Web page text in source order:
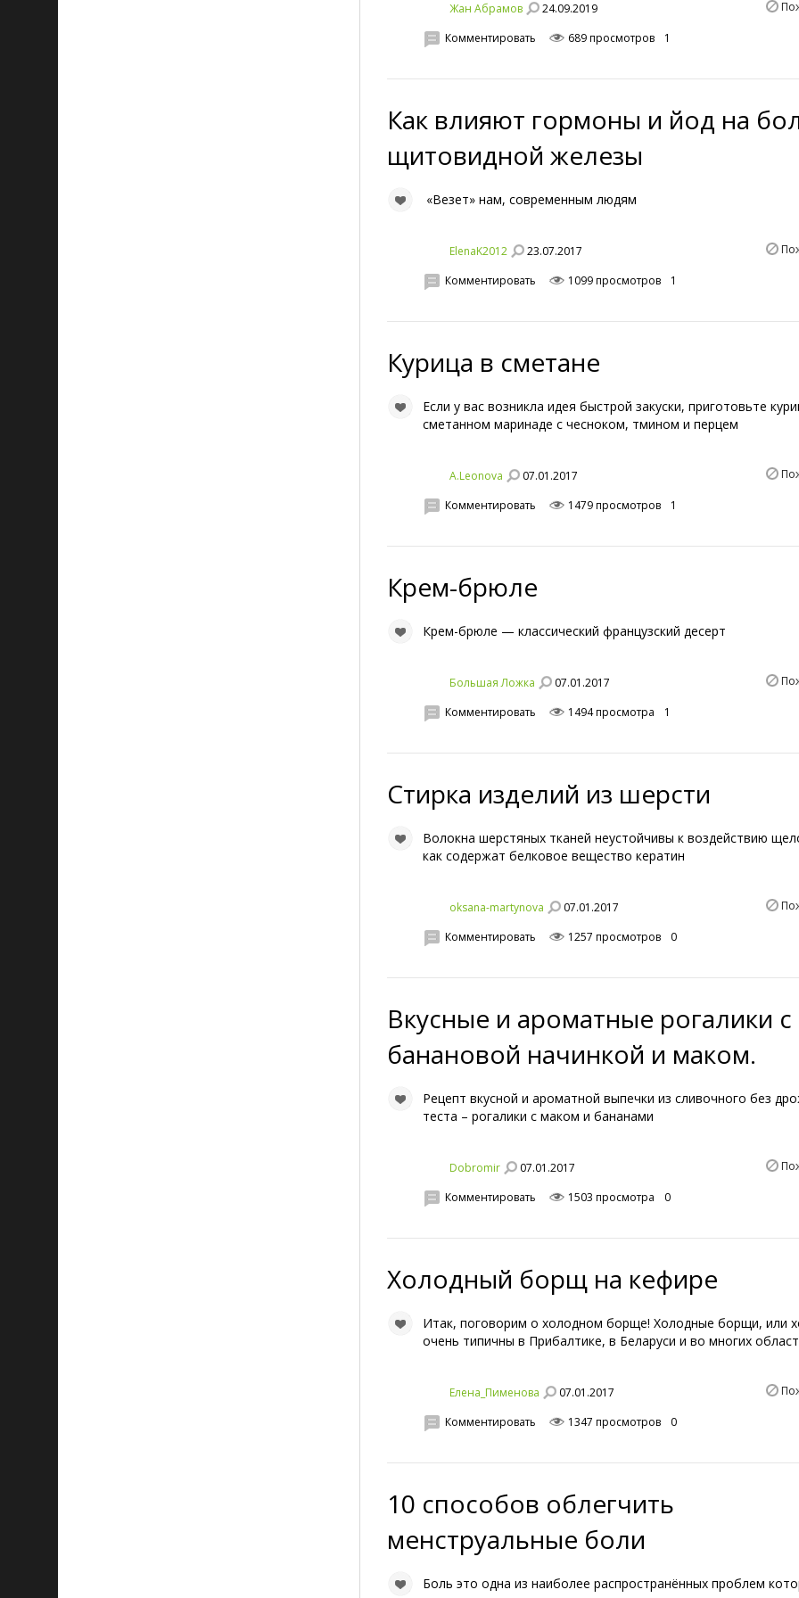
Жан Абрамов 24.09.2019
Комментировать 689 просмотров 1
Как влияют гормоны и йод на
щитовидной железы
«Везет» нам, современным людям
ElenaK2012 23.07.2017
Комментировать 1099 просмотров 1
Курица в сметане
Если у вас возникла идея быстрой закуски, приготовьте
сметанном маринаде с чесноком, тмином и перцем
A.Leonova 07.01.2017
Комментировать 1479 просмотров 1
Крем-брюле
Крем-брюле — классический французский десерт
Большая Ложка 07.01.2017
Комментировать 1494 просмотра 1
Стирка изделий из шерсти
Волокна шерстяных тканей неустойчивы к воздействию
как содержат белковое вещество кератин
oksana-martynova 07.01.2017
Комментировать 1257 просмотров 0
Вкусные и ароматные рогалики с
банановой начинкой и маком.
Рецепт вкусной и ароматной выпечки из сливочного без
теста – рогалики с маком и бананами
Dobromir 07.01.2017
Комментировать 1503 просмотра 0
Холодный борщ на кефире
Итак, поговорим о холодном борще! Холодные борщи, или
очень типичны в Прибалтике, в Беларуси и во многих
Елена_Пименова 07.01.2017
Комментировать 1347 просмотров 0
10 способов облегчить
менструальные боли
Боль это одна из наиболее распространённых проблем